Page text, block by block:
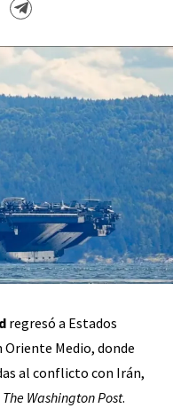
regresó a Estados
Oriente Medio, donde
al conflicto con Irán,
The Washington Post.